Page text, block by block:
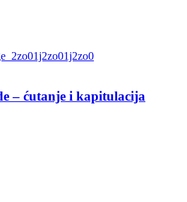
– ćutanje i kapitulacija